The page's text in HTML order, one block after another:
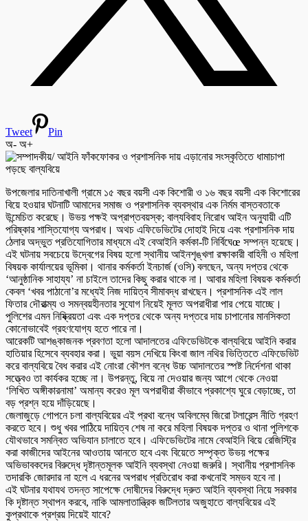
Tweet
Pin
অ- অ+
উপজেলার দাতিনাখালী গ্রামে ১৫ বছর বয়সী এক কিশোরী ও ১৬ বছর বয়সী এক কিশোরের
বিয়ে হওয়ার ঘটনাটি আমাদের সমাজ ও প্রশাসনিক ব্যবস্থার এক নির্মম বাস্তবতাকে
উন্মেচিত করেছে। উভয় পক্ষই অপ্রাপ্তবয়স্ক; বাল্যবিবাহ নিরোধ আইন অনুযায়ী এটি
পরিষ্কার শাস্তিযোগ্য অপরাধ। অথচ এফিডেভিটের দোহাই দিয়ে এবং প্রশাসনিক দায়
ঠেলার অদ্ভুত প্রতিযোগিতার মাধ্যমে এই বেআইনি কর্মকা-টি নির্বিঘেœ সম্পন্ন হয়েছে।
এই ঘটনায় সবচেয়ে উদ্বেগের বিষয় হলো স্থানীয় আইনশৃঙ্খলা রক্ষাকারী বাহিনী ও মহিলা
বিষয়ক কার্যালয়ের ভূমিকা। থানার কর্মকর্তা ইনচার্জ (ওসি) বলছেন, অন্য দপ্তর থেকে
‘আনুষ্ঠানিক সাহায্য’ না চাইলে তাদের কিছু করার থাকে না। আবার মহিলা বিষয়ক কর্মকর্তা
কেবল ‘খবর পাঠানো’র মধ্যেই নিজ দায়িত্ব সীমাবদ্ধ রাখছেন। প্রশাসনিক এই লাল
ফিতার দৌরাত্ম্য ও সমন্বয়হীনতার সুযোগ নিয়েই মূলত অপরাধীরা পার পেয়ে যাচ্ছে।
পুলিশের এমন নিষ্ক্রিয়তা এবং এক দপ্তর থেকে অন্য দপ্তরে দায় চাপানোর মানসিকতা
কোনোভাবেই গ্রহণযোগ্য হতে পারে না।
আরেকটি আশঙ্কাজনক প্রবণতা হলো আদালতের এফিডেভিটকে বাল্যবিয়ে আইনি করার
হাতিয়ার হিসেবে ব্যবহার করা। ভুয়া বয়স দেখিয়ে কিংবা জাল নথির ভিত্তিতে এফিডেভিট
করে বাল্যবিয়ে বৈধ করার এই নোংরা কৌশল বন্ধে উচ্চ আদালতের স্পষ্ট নির্দেশনা থাকা
সত্ত্বেও তা কার্যকর হচ্ছে না। উপরন্তু, বিয়ে না দেওয়ার জন্য আগে থেকে নেওয়া
‘লিখিত অঙ্গীকারনামা’ অমান্য করেও মূল অপরাধীরা কীভাবে প্রকাশ্যে ঘুরে বেড়াচ্ছে, তা
বড় প্রশ্ন হয়ে দাঁড়িয়েছে।
জেলাজুড়ে গোপনে চলা বাল্যবিয়ের এই প্রথা বন্ধে অবিলম্বে জিরো টলারেন্স নীতি গ্রহণ
করতে হবে। শুধু খবর পাঠিয়ে দায়িত্ব শেষ না করে মহিলা বিষয়ক দপ্তর ও থানা পুলিশকে
যৌথভাবে সমন্বিত অভিযান চালাতে হবে। এফিডেভিটের নামে বেআইনি বিয়ে রেজিস্ট্রি
করা কাজীদের আইনের আওতায় আনতে হবে এবং বিয়েতে সম্পৃক্ত উভয় পক্ষের
অভিভাবকদের বিরুদ্ধে দৃষ্টান্তমূলক আইনি ব্যবস্থা নেওয়া জরুরি। স্থানীয় প্রশাসনিক
তদারকি জোরদার না হলে এ ধরনের অপরাধ প্রতিরোধ করা কখনোই সম্ভব হবে না।
এই ঘটনার যথাযথ তদন্ত সাপেক্ষে দোষীদের বিরুদ্ধে দ্রুত আইনি ব্যবস্থা নিয়ে সরকার
কি দৃষ্টান্ত স্থাপন করবে, নাকি আমলাতান্ত্রিক জটিলতার অজুহাতে বাল্যবিয়ের এই
কুপ্রথাকে প্রশ্রয় দিয়েই যাবে?